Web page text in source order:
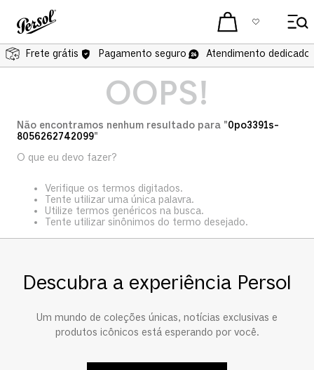
Frete grátis Pagamento seguro Atendimento dedicado
OOPS!
Não encontramos nenhum resultado para "0po3391s-
8056262742099"
O que eu devo fazer?
Verifique os termos digitados.
Tente utilizar uma única palavra.
Utilize termos genéricos na busca.
Tente utilizar sinônimos do termo desejado.
Descubra a experiência Persol
Um mundo de coleções únicas, notícias exclusivas e
produtos icônicos está esperando por você.